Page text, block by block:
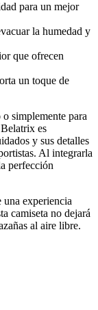
para un mejor
la humedad y
que ofrecen
un toque de
simplemente para
es
y sus detalles
Al integrarla
perfección
experiencia
camiseta no dejará
al aire libre.